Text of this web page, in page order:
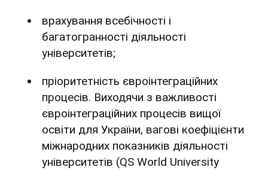
врахування всебічності і
багатогранності діяльності
університетів;
пріоритетність євроінтеграційних
процесів. Виходячи з важливості
євроінтеграційних процесів вищої
освіти для України, вагові коефіцієнти
міжнародних показників діяльності
університетів (QS World University